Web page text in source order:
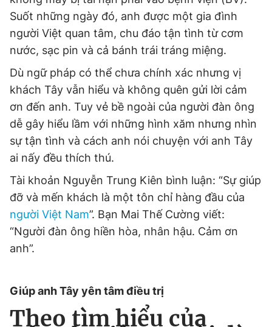
Thông tin tòa soạn Liên hệ quảng cáo
Đọc Thanh Niên trên điện thoại
0906 645 777
Liên hệ quảng cáo
0908 780 404
Đặt báo
Phó tổng biên tập thường trực: Hải Thành
Phó tổng biên tập: Lâm Hiếu Dũng
Phó tổng biên tập: Trần Việt Hưng
Tổng thư ký tòa soạn: Đức Trung
Suốt những ngày đó, anh được một gia đình
người Việt quan tâm, chu đáo tận tình từ cơm
nước, sạc pin và cả bánh trái tráng miệng.
Dù ngữ pháp có thể chưa chính xác nhưng vị
khách Tây vẫn hiểu và không quên gửi lời cảm
ơn đến anh. Tuy vẻ bề ngoài của người đàn ông
dễ gây hiểu lầm với những hình xăm nhưng nhìn
sự tận tình và cách anh nói chuyện với anh Tây
ai nấy đều thích thú.
Tài khoản Nguyễn Trung Kiên bình luận: “Sự giúp
đỡ và mến khách là một tôn chỉ hàng đầu của
người Việt Nam”. Bạn Mai Thế Cường viết:
“Người đàn ông hiền hòa, nhân hậu. Cảm ơn
anh”.
Giúp anh Tây yên tâm điều trị
Theo tìm hiểu của